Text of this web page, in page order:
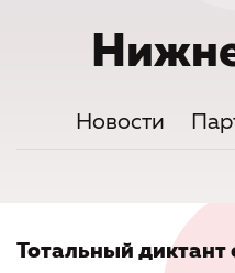
Новости
Тотальный диктант